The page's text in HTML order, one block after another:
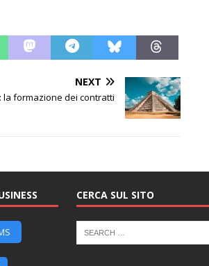
NEXT
la formazione dei contratti
CERCA SUL SITO